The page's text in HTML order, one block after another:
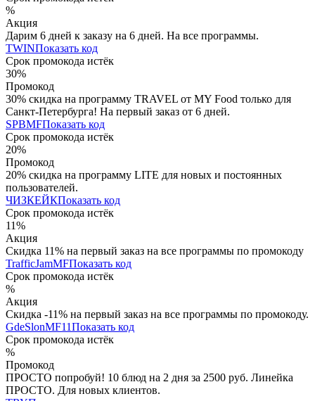
%
Акция
Дарим 6 дней к заказу на 6 дней. На все программы.
TWINПоказать код
Срок промокода истёк
30%
Промокод
30% скидка на программу TRAVEL от MY Food только для
Санкт-Петербурга! На первый заказ от 6 дней.
SPBMFПоказать код
Срок промокода истёк
20%
Промокод
20% скидка на программу LITE для новых и постоянных
пользователей.
ЧИЗКЕЙКПоказать код
Срок промокода истёк
11%
Акция
Скидка 11% на первый заказ на все программы по промокоду
TrafficJamMFПоказать код
Срок промокода истёк
%
Акция
Скидка -11% на первый заказ на все программы по промокоду.
GdeSlonMF11Показать код
Срок промокода истёк
%
Промокод
ПРОСТО попробуй! 10 блюд на 2 дня за 2500 руб. Линейка
ПРОСТО. Для новых клиентов.